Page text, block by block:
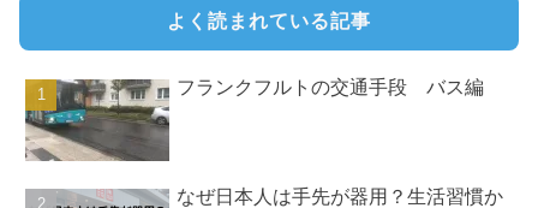
よく読まれている記事
フランクフルトの交通手段 バス編
なぜ日本人は手先が器用？生活習慣か